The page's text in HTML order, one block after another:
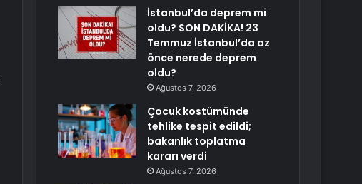
İstanbul’da deprem mi
oldu? SON DAKİKA! 23
Temmuz İstanbul’da az
önce nerede deprem
oldu?
Ağustos 7, 2026
Çocuk kostümünde
tehlike tespit edildi;
bakanlık toplatma
kararı verdi
Ağustos 7, 2026